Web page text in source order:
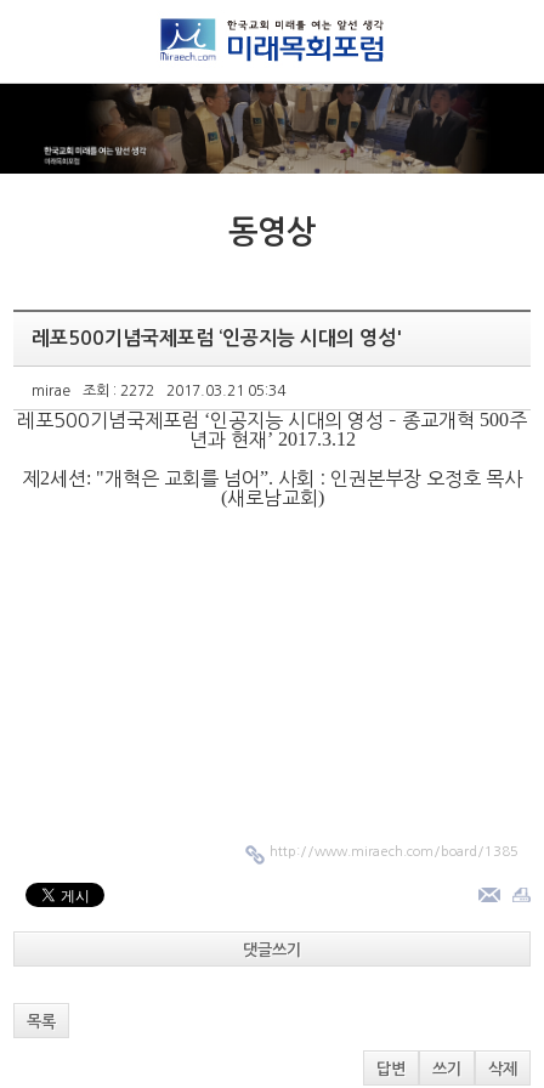
동영상
레포500기념국제포럼 ‘인공지능 시대의 영성'
mirae 조회 : 2272 2017.03.21 05:34
레포500기념국제포럼 ‘인공지능 시대의 영성 – 종교개혁 500주
년과 현재 ’ 2017.3.12
제 2세션: "개혁은 교회를 넘어”. 사회 : 인권본부장 오정호 목사
(새로남교회 )
http://www.miraech.com/board/1385
댓글쓰기
목록
답변 쓰기 삭제